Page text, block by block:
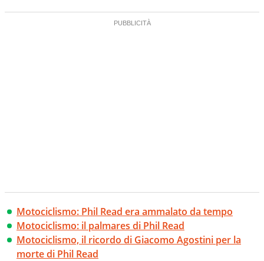
Motociclismo: Phil Read era ammalato da tempo
Motociclismo: il palmares di Phil Read
Motociclismo, il ricordo di Giacomo Agostini per la
morte di Phil Read